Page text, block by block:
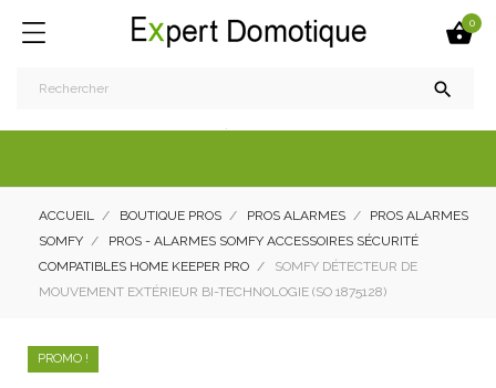
0

ACCUEIL BOUTIQUE PROS PROS ALARMES
PROS ALARMES
SOMFY
PROS - ALARMES SOMFY ACCESSOIRES SÉCURITÉ
COMPATIBLES HOME KEEPER PRO
SOMFY DÉTECTEUR DE
MOUVEMENT EXTÉRIEUR BI-TECHNOLOGIE (SO 1875128)
PROMO !